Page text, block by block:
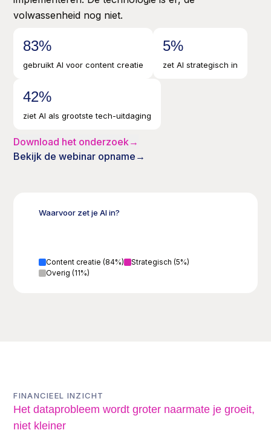
Waarvoor zet je AI in?
Content creatie (84%) Strategisch (5%)
Overig (11%)
volwassenheid nog niet.
84%
gebruikt AI voor content creatie
5%
zet AI strategisch in
43%
ziet AI als grootste tech-uitdaging
Download het onderzoek→
Bekijk de webinar opname →
FINANCIEEL INZICHT
Het dataprobleem wordt groter naarmate je groeit,
niet kleiner